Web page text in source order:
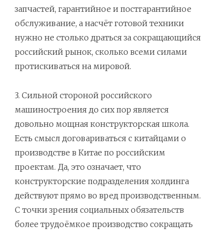
запчастей, гарантийное и постгарантийное
обслуживание, а насчёт готовой техники
нужно не столько драться за сокращающийся
российский рынок, сколько всеми силами
протискиваться на мировой.
3. Сильной стороной российского
машиностроения до сих пор является
довольно мощная конструкторская школа.
Есть смысл договариваться с китайцами о
производстве в Китае по российским
проектам. Да, это означает, что
конструкторские подразделения холдинга
действуют прямо во вред производственным.
С точки зрения социальных обязательств
более трудоёмкое производство сокращать